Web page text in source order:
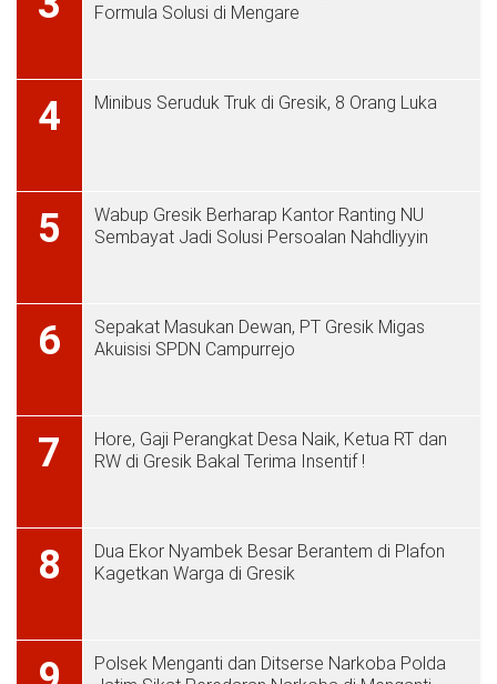
Formula Solusi di Mengare
4 Minibus Seruduk Truk di Gresik, 8 Orang Luka
5
Wabup Gresik Berharap Kantor Ranting NU
Sembayat Jadi Solusi Persoalan Nahdliyyin
6
Sepakat Masukan Dewan, PT Gresik Migas
Akuisisi SPDN Campurrejo
7
Hore, Gaji Perangkat Desa Naik, Ketua RT dan
RW di Gresik Bakal Terima Insentif !
8
Dua Ekor Nyambek Besar Berantem di Plafon
Kagetkan Warga di Gresik
Polsek Menganti dan Ditserse Narkoba Polda